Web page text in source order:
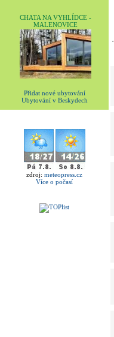
CHATA NA VYHLÍDCE -
MALENOVICE
Přidat nové ubytování
Ubytování v Beskydech
zdroj: meteopress.cz
Více o počasí